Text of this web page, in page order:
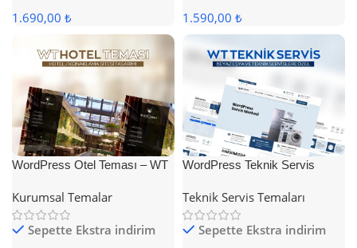
1.690,00 ₺
1.590,00 ₺
WordPress Otel Teması – WT
Kurumsal Temalar
Sepette Ekstra indirim
WordPress Teknik Servis
Teknik Servis Temaları
Sepette Ekstra indirim